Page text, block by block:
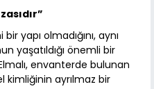
yapı olmadığını, aynı
yaşatıldığı önemli bir
envanterde bulunan
kimliğinin ayrılmaz bir